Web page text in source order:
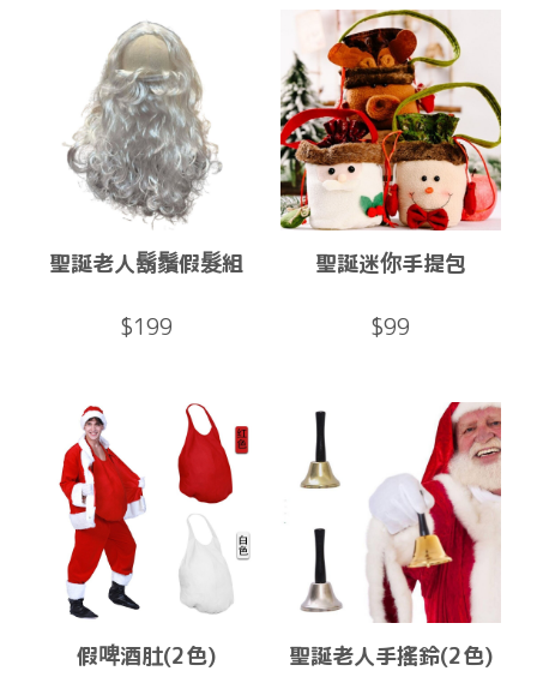
聖誕老人鬍鬚假髮組
$199
聖誕迷你手提包
$99
假啤酒肚(2色) 聖誕老人手搖鈴(2色)